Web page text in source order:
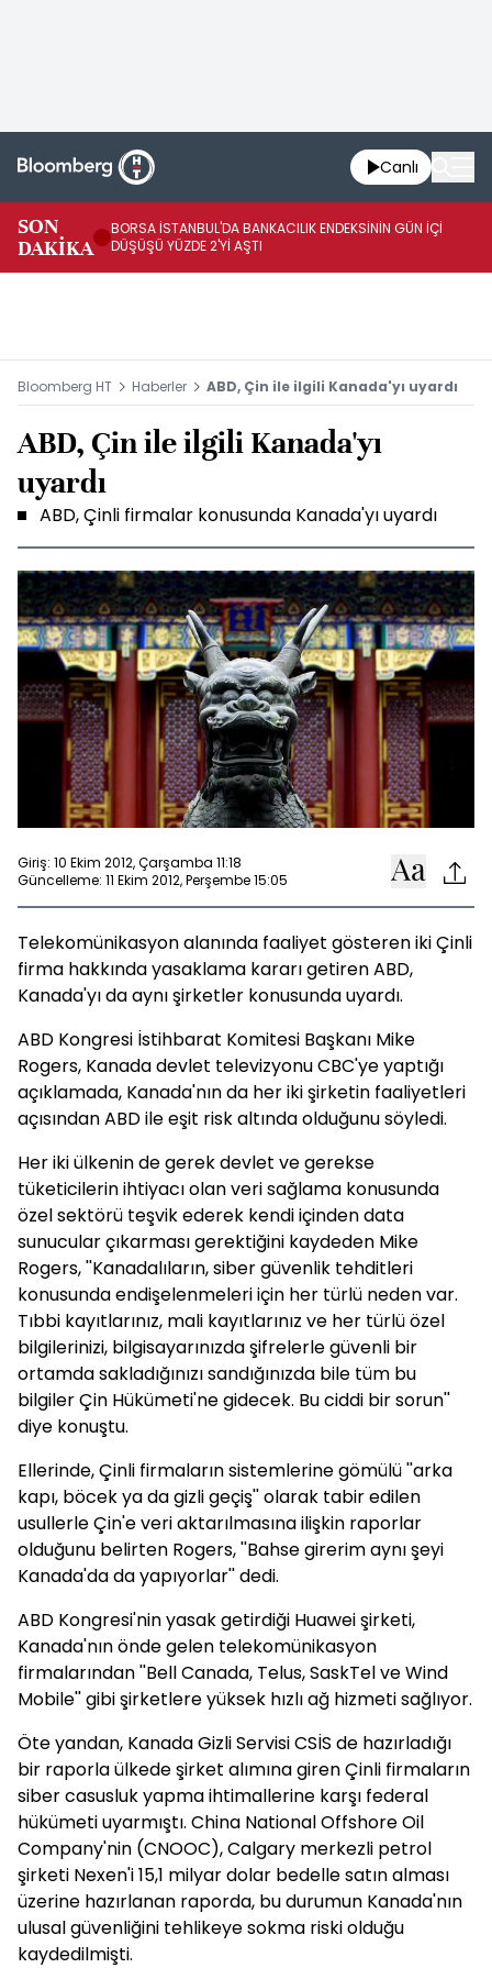
Canlı
SON
DAKİKA
BORSA İSTANBUL'DA BANKACILIK ENDEKSİNİN GÜN İÇİ
DÜŞÜŞÜ YÜZDE 2'Yİ AŞTI
Bloomberg HT Haberler ABD, Çin ile ilgili Kanada'yı uyardı
ABD, Çin ile ilgili Kanada'yı
uyardı
ABD, Çinli firmalar konusunda Kanada'yı uyardı
Giriş: 10 Ekim 2012, Çarşamba 11:18
Güncelleme: 11 Ekim 2012, Perşembe 15:05
Telekomünikasyon alanında faaliyet gösteren iki Çinli
firma hakkında yasaklama kararı getiren ABD,
Kanada'yı da aynı şirketler konusunda uyardı.
ABD Kongresi İstihbarat Komitesi Başkanı Mike
Rogers, Kanada devlet televizyonu CBC'ye yaptığı
açıklamada, Kanada'nın da her iki şirketin faaliyetleri
açısından ABD ile eşit risk altında olduğunu söyledi.
Her iki ülkenin de gerek devlet ve gerekse
tüketicilerin ihtiyacı olan veri sağlama konusunda
özel sektörü teşvik ederek kendi içinden data
sunucular çıkarması gerektiğini kaydeden Mike
Rogers, ''Kanadalıların, siber güvenlik tehditleri
konusunda endişelenmeleri için her türlü neden var.
Tıbbi kayıtlarınız, mali kayıtlarınız ve her türlü özel
bilgilerinizi, bilgisayarınızda şifrelerle güvenli bir
ortamda sakladığınızı sandığınızda bile tüm bu
bilgiler Çin Hükümeti'ne gidecek. Bu ciddi bir sorun''
diye konuştu.
Ellerinde, Çinli firmaların sistemlerine gömülü ''arka
kapı, böcek ya da gizli geçiş'' olarak tabir edilen
usullerle Çin'e veri aktarılmasına ilişkin raporlar
olduğunu belirten Rogers, ''Bahse girerim aynı şeyi
Kanada'da da yapıyorlar'' dedi.
ABD Kongresi'nin yasak getirdiği Huawei şirketi,
Kanada'nın önde gelen telekomünikasyon
firmalarından ''Bell Canada, Telus, SaskTel ve Wind
Mobile'' gibi şirketlere yüksek hızlı ağ hizmeti sağlıyor.
Öte yandan, Kanada Gizli Servisi CSİS de hazırladığı
bir raporla ülkede şirket alımına giren Çinli firmaların
siber casusluk yapma ihtimallerine karşı federal
hükümeti uyarmıştı. China National Offshore Oil
Company'nin (CNOOC), Calgary merkezli petrol
şirketi Nexen'i 15,1 milyar dolar bedelle satın alması
üzerine hazırlanan raporda, bu durumun Kanada'nın
ulusal güvenliğini tehlikeye sokma riski olduğu
kaydedilmişti.